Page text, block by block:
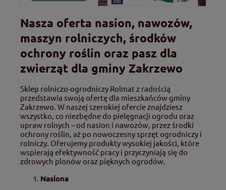
Nasza oferta nasion, nawozów,
maszyn rolniczych, środków
ochrony roślin oraz pasz dla
zwierząt dla gminy Zakrzewo
Sklep rolniczo-ogrodniczy Rolmat z radością
przedstawia swoją ofertę dla mieszkańców gminy
Zakrzewo. W naszej szerokiej ofercie znajdziesz
wszystko, co niezbędne do pielęgnacji ogrodu oraz
upraw rolnych – od nasion i nawozów, przez środki
ochrony roślin, aż po nowoczesny sprzęt ogrodniczy i
rolniczy. Oferujemy produkty wysokiej jakości, które
wspierają efektywność pracy i przyczyniają się do
zdrowych plonów oraz pięknych ogrodów.
Nasiona